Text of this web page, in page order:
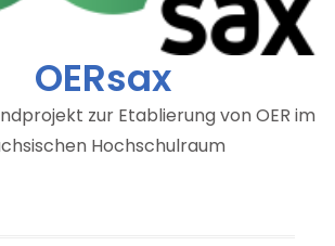
OERsax
zur Etablierung von OER im
Hochschulraum